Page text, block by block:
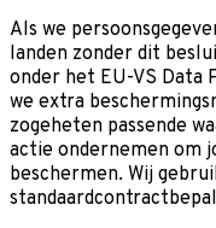
Als we
landen zonder dit
onder het EU-VS Data
we extra
zogeheten passende
actie ondernemen om
beschermen. Wij